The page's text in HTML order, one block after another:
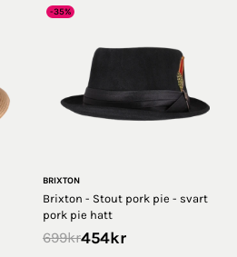
-35%
BRIXTON
Brixton - Stout pork pie - svart
pork pie hatt
699kr454kr